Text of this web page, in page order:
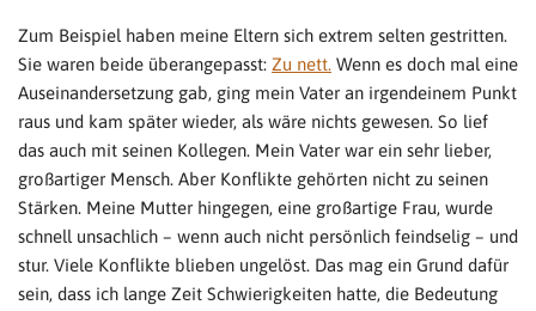
Zum Beispiel haben meine Eltern sich extrem selten gestritten.
Sie waren beide überangepasst: Zu nett. Wenn es doch mal eine
Auseinandersetzung gab, ging mein Vater an irgendeinem Punkt
raus und kam später wieder, als wäre nichts gewesen. So lief
das auch mit seinen Kollegen. Mein Vater war ein sehr lieber,
großartiger Mensch. Aber Konflikte gehörten nicht zu seinen
Stärken. Meine Mutter hingegen, eine großartige Frau, wurde
schnell unsachlich – wenn auch nicht persönlich feindselig – und
stur. Viele Konflikte blieben ungelöst. Das mag ein Grund dafür
sein, dass ich lange Zeit Schwierigkeiten hatte, die Bedeutung